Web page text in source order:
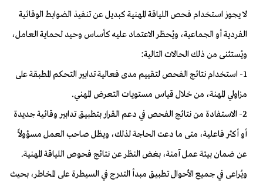
لا يجوز استخدام فحص اللياقة المهنية كبديل عن تنفيذ الضوابط الوقائية
الفردية أو الجماعية، ويُحظر الاعتماد عليه كأساس وحيد لحماية العامل،
ويُستثنى من ذلك الحالات التالية:
1- استخدام نتائج الفحص لتقييم مدى فعالية تدابير التحكم المطبقة على
مزاولي المهنة، من خلال قياس مستويات التعرض المهني.
2- الاستفادة من نتائج الفحص في دعم القرار بتطبيق تدابير وقائية جديدة
أو أكثر فاعلية، متى ما دعت الحاجة لذلك، ويظل صاحب العمل مسؤولاً
عن ضمان بيئة عمل آمنة، بغض النظر عن نتائج فحوص اللياقة المهنية.
ويُراعى في جميع الأحوال تطبيق مبدأ التدرج في السيطرة على المخاطر، بحيث